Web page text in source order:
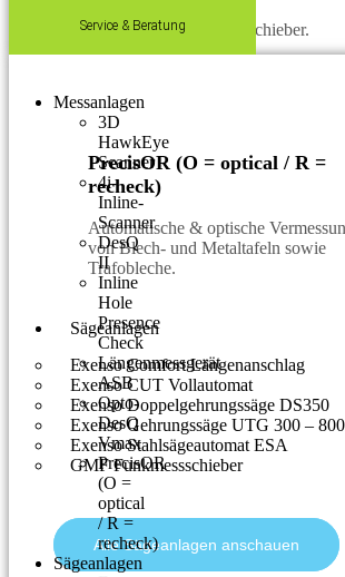
Einfacher Längenmessschieber.
PrecisOR (O = optical / R =
recheck)
Automatische & optische
von Blech- und Metaltafeln sowie
Trafobleche.
Sägeanlagen
Exenso Comfort Längenanschlag
Exenso CUT Vollautomat
Exenso Doppelgehrungssäge DS350
Exenso Gehrungssäge UTG 300 – 800
Exenso Stahlsägeautomat ESA
GMF Funkmessschieber
Alle Sägeanlagen anschauen
Service & Beratung
Messanlagen
3D
HawkEye
Scanner
4i-
Inline-
Scanner
DesQ
II
Inline
Hole
Presence
Check
Längenmessgerät
ASB
Opto-
DesQ
Vmax
PrecisOR
(O =
optical
/ R =
recheck)
Sägeanlagen